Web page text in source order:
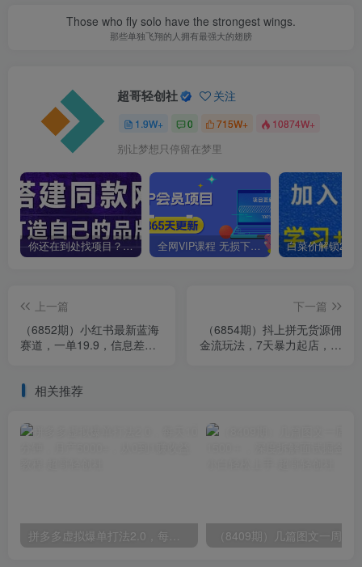
Those who fly solo have the strongest wings.
那些单独飞翔的人拥有最强大的翅膀
超哥轻创社 关注
1.9W+ 0 715W+ 10874W+
别让梦想只停留在梦里
你还在到处找项目？还在当韭菜？我靠卖项目一个月收入5万+，曾经我也是个失败者。 全网VIP课程 无损下载~
上一篇
（6852期）小红书最新蓝海
赛道，一单19.9，信息差生
下一篇
（6854期）抖上拼无货源佣
金流玩法，7天暴力起店，月
相关推荐